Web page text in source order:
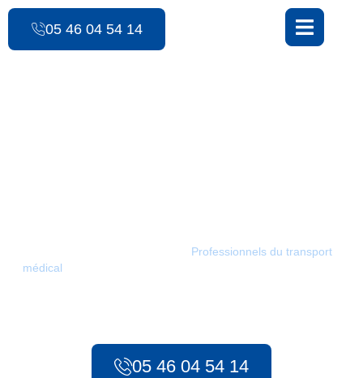
principal
05 46 04 54 14
Professionnels du transport
médical
05 46 04 54 14